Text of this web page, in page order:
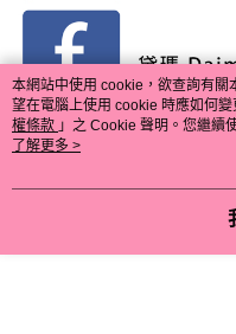
本網站中使用 cookie，欲查詢有
望在電腦上使用 cookie 時應如何
權條款 」之 Cookie 聲明。您繼續
用條款之 Cookie 聲明使用 cookie。
了解更多 >